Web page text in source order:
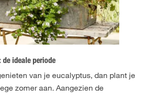
ideale periode
van je eucalyptus, dan plant je
zomer aan. Aangezien de